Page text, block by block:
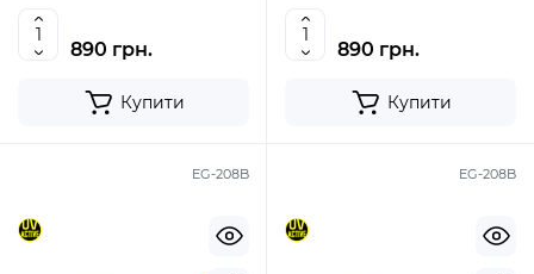
890 грн.
Купити
890 грн.
Купити
EG-208B EG-208B